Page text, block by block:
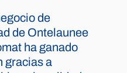
de
de Ontelaunee
ha ganado
gracias a